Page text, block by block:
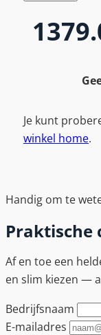
Je kunt
winkel home.
Handig om te
Praktische
Af en toe een
en slim kiezen —
Bedrijfsnaam
E-mailadres